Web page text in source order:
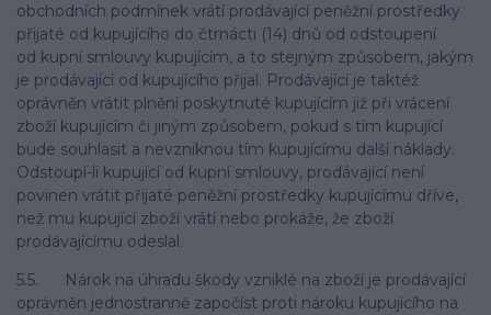
obchodních podmínek vrátí prodávající peněžní prostředky
přijaté od kupujícího do čtrnácti (14) dnů od odstoupení
od kupní smlouvy kupujícím, a to stejným způsobem, jakým
je prodávající od kupujícího přijal. Prodávající je taktéž
oprávněn vrátit plnění poskytnuté kupujícím již při vrácení
zboží kupujícím či jiným způsobem, pokud s tím kupující
bude souhlasit a nevzniknou tím kupujícímu další náklady.
Odstoupí-li kupující od kupní smlouvy, prodávající není
povinen vrátit přijaté peněžní prostředky kupujícímu dříve,
než mu kupující zboží vrátí nebo prokáže, že zboží
prodávajícímu odeslal.
5.5. Nárok na úhradu škody vzniklé na zboží je prodávající
oprávněn jednostranně započíst proti nároku kupujícího na